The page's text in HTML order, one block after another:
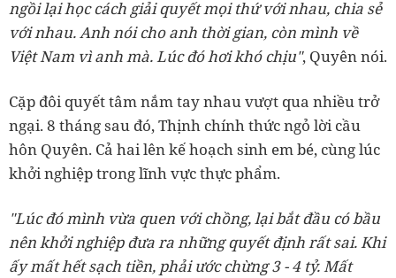
ngồi lại học cách giải quyết mọi thứ với nhau, chia sẻ
với nhau. Anh nói cho anh thời gian, còn mình về
Việt Nam vì anh mà. Lúc đó hơi khó chịu", Quyên nói.
Cặp đôi quyết tâm nắm tay nhau vượt qua nhiều trở
ngại. 8 tháng sau đó, Thịnh chính thức ngỏ lời cầu
hôn Quyên. Cả hai lên kế hoạch sinh em bé, cùng lúc
khởi nghiệp trong lĩnh vực thực phẩm.
"Lúc đó mình vừa quen với chồng, lại bắt đầu có bầu
nên khởi nghiệp đưa ra những quyết định rất sai. Khi
ấy mất hết sạch tiền, phải ước chừng 3 - 4 tỷ. Mất